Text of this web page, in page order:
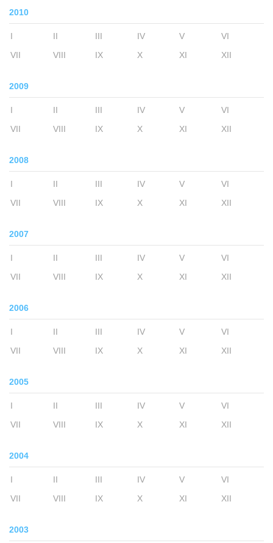
2010
I II III IV V
VI
VII
VIII IX X XI XII
2009
I II III IV V
VI
VII
VIII IX X XI XII
2008
I II III IV V
VI
VII
VIII IX X XI XII
2007
I II III IV V
VI
VII
VIII IX X XI XII
2006
I II III IV V
VI
VII
VIII IX X XI XII
2005
I II III IV V
VI
VII
VIII IX X XI XII
2004
I II III IV V
VI
VII
VIII IX X XI XII
2003